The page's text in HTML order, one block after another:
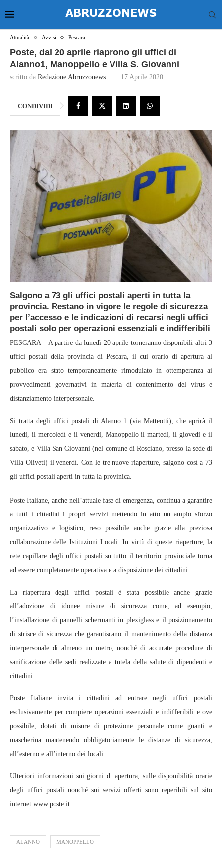
Attualità Avvisi Pescara
Poste, dal 20 aprile riaprono gli uffici di
Alanno1, Manoppello e Villa S. Giovanni
scritto da Redazione Abruzzonews 17 Aprile 2020
CONDIVIDI
Salgono a 73 gli uffici postali aperti in tutta la
provincia. Restano in vigore le regole di sicurezza
per l’accesso e le indicazioni di recarsi negli uffici
postali solo per operazioni essenziali e indifferibili
PESCARA – A partire da lunedì 20 aprile torneranno disponibili altri 3
uffici postali della provincia di Pescara, il cui orario di apertura al
pubblico era stato temporaneamente rimodulato in ottemperanza ai
provvedimenti governativi in materia di contenimento del virus e
distanziamento interpersonale.
Si tratta degli uffici postali di Alanno 1 (via Matteotti), che aprirà il
lunedì, il mercoledì e il venerdì, Manoppello il martedì, il giovedì e il
sabato, e Villa San Giovanni (nel comune di Rosciano, presso la sede di
Villa Oliveti) il venerdì. Con le tre nuove riaperture, salgono così a 73
gli uffici postali aperti in tutta la provinica.
Poste Italiane, anche nell’attuale fase di emergenza, continua a garantire
a tutti i cittadini i propri servizi mettendo in atto un ampio sforzo
organizzativo e logistico, reso possibile anche grazie alla preziosa
collaborazione delle Istituzioni Locali. In virtù di queste riaperture, la
rete capillare degli uffici postali su tutto il territorio provinciale torna
ad essere completamente operativa e a disposizione dei cittadini.
La riapertura degli uffici postali è stata possibile anche grazie
all’adozione di idonee misure di sicurezza come, ad esempio,
l’installazione di pannelli schermanti in plexiglass e il posizionamento
di strisce di sicurezza che garantiscano il mantenimento della distanza
interpersonale di almeno un metro, nonché di accurate procedure di
sanificazione delle sedi realizzate a tutela della salute di dipendenti e
cittadini.
Poste Italiane invita i cittadini ad entrare negli uffici postali
esclusivamente per compiere operazioni essenziali e indifferibili e ove
possibile, dotati di misure di protezione personale come guanti e
mascherina mantenendo obbligatoriamente le distanze di sicurezza,
all’esterno e all’interno dei locali.
Ulteriori informazioni sui giorni di apertura, sulle disponibilità orarie
degli uffici postali nonché sui servizi offerti sono reperibili sul sito
internet www.poste.it.
ALANNO MANOPPELLO